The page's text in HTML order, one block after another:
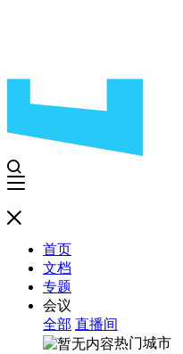
首页
文档
专题
会议
全部 直播间
热门城市